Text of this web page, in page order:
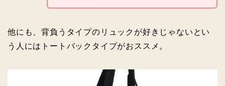
他にも、背負うタイプのリュックが好きじゃないとい
う人にはトートバックタイプがおススメ。